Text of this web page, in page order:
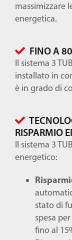
massimizzare
energetica.
FINO A
Il sistema 3
installato in
è in grado di
RISPARMIO
Il sistema 3
energetico:
stato di
spesa
fino al